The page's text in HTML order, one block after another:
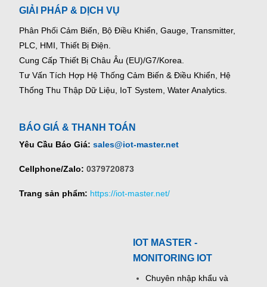
GIẢI PHÁP & DỊCH VỤ
Phân Phối Cảm Biến, Bộ Điều Khiển, Gauge, Transmitter,
PLC, HMI, Thiết Bị Điện.
Cung Cấp Thiết Bị Châu Âu (EU)/G7/Korea.
Tư Vấn Tích Hợp Hệ Thống Cảm Biến & Điều Khiển, Hệ
Thống Thu Thập Dữ Liệu, IoT System, Water Analytics.
BÁO GIÁ & THANH TOÁN
Yêu Cầu Báo Giá: sales@iot-master.net
Cellphone/Zalo: 0379720873
Trang sản phẩm: https://iot-master.net/
IOT MASTER -
MONITORING IOT
Chuyên nhập khẩu và